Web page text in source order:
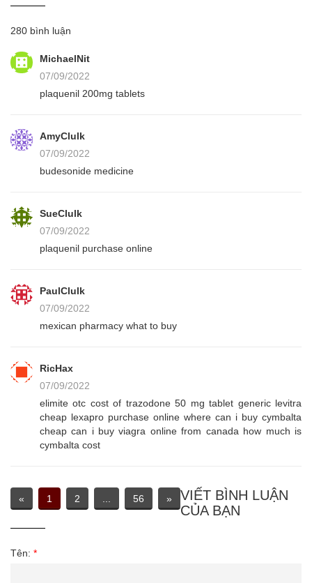
280 bình luận
MichaelNit
07/09/2022
plaquenil 200mg tablets
AmyClulk
07/09/2022
budesonide medicine
SueClulk
07/09/2022
plaquenil purchase online
PaulClulk
07/09/2022
mexican pharmacy what to buy
RicHax
07/09/2022
elimite otc cost of trazodone 50 mg tablet generic levitra
cheap lexapro purchase online where can i buy cymbalta
cheap can i buy viagra online from canada how much is
cymbalta cost
« 1 2 56 »
VIẾT BÌNH LUẬN
CỦA BẠN
Tên: *